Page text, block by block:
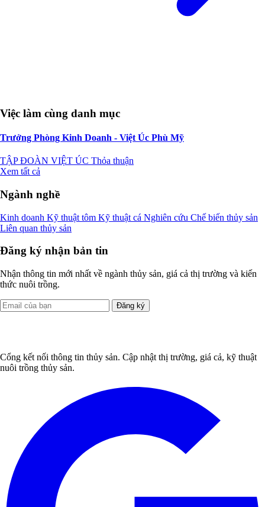
Việc làm cùng danh mục
Trưởng Phòng Kinh Doanh - Việt Úc Phù Mỹ
TẬP ĐOÀN VIỆT ÚC Thỏa thuận
Xem tất cả
Ngành nghề
Kinh doanh Kỹ thuật tôm Kỹ thuật cá Nghiên cứu Chế biến thủy sản
Liên quan thủy sản
Đăng ký nhận bản tin
Nhận thông tin mới nhất về ngành thủy sản, giá cả thị trường và kiến
thức nuôi trồng.
Đăng ký
Cổng kết nối thông tin thủy sản. Cập nhật thị trường, giá cả, kỹ thuật
nuôi trồng thủy sản.